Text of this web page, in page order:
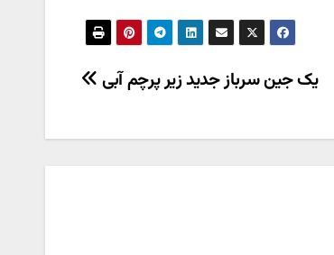
یک جین سرباز جدید زیر پرچم آبی